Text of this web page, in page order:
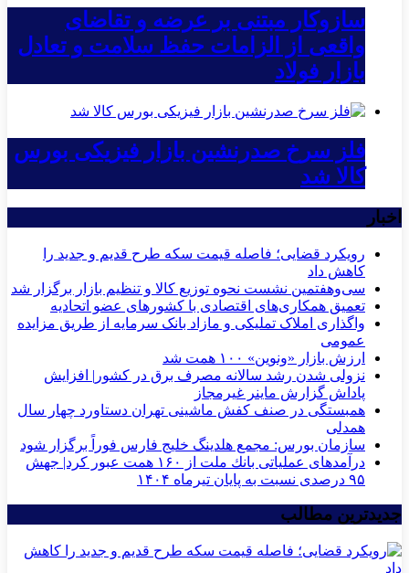
سازوکار مبتنی بر عرضه و تقاضای
واقعی از الزامات حفظ سلامت و تعادل
بازار فولاد
فلز سرخ صدرنشین بازار فیزیکی بورس
کالا شد
اخبار
رویکرد قضایی؛ فاصله قیمت سکه طرح قدیم و جدید را
کاهش داد
سی‌و‌هفتمین نشست نحوه توزیع کالا و تنظیم بازار برگزار شد
تعمیق همکاری‌های اقتصادی با کشورهای عضو اتحادیه
واگذاری املاک تملیکی و مازاد بانک سرمایه از طریق مزایده
عمومی
ارزش بازار «ونوین» ۱۰۰ همت شد
نزولی شدن رشد سالانه مصرف برق در کشور| افزایش
پاداش گزارش ماینر غیرمجاز
همبستگی در صنف کفش ماشینی تهران دستاورد چهار سال
همدلی
سازمان بورس: مجمع هلدینگ خلیج فارس فوراً برگزار شود
درآمدهای عملیاتی بانك ملت از ۱۶۰ همت عبور كرد| جهش
۹۵ درصدی نسبت به پایان تیرماه ۱۴۰۴
جدیدترین مطالب